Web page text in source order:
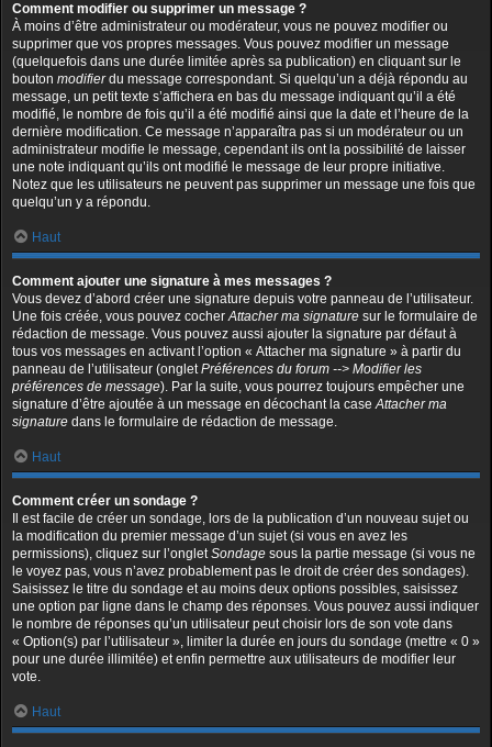
Comment modifier ou supprimer un message ?
À moins d’être administrateur ou modérateur, vous ne pouvez modifier ou
supprimer que vos propres messages. Vous pouvez modifier un message
(quelquefois dans une durée limitée après sa publication) en cliquant sur le
bouton modifierdu message correspondant. Si quelqu’un a déjà répondu au
message, un petit texte s’affichera en bas du message indiquant qu’il a été
modifié, le nombre de fois qu’il a été modifié ainsi que la date et l’heure de la
dernière modification. Ce message n’apparaîtra pas si un modérateur ou un
administrateur modifie le message, cependant ils ont la possibilité de laisser
une note indiquant qu’ils ont modifié le message de leur propre initiative.
Notez que les utilisateurs ne peuvent pas supprimer un message une fois que
quelqu’un y a répondu.
Haut
Comment ajouter une signature à mes messages ?
Vous devez d’abord créer une signature depuis votre panneau de l’utilisateur.
Une fois créée, vous pouvez cocherAttacher ma signature sur le formulaire de
rédaction de message. Vous pouvez aussi ajouter la signature par défaut à
tous vos messages en activant l’option « Attacher ma signature » à partir du
panneau de l’utilisateur (ongletPréférences du forum --> Modifier les
préférences de message). Par la suite, vous pourrez toujours empêcher une
signature d’être ajoutée à un message en décochant la caseAttacher ma
signature dans le formulaire de rédaction de message.
Haut
Comment créer un sondage ?
Il est facile de créer un sondage, lors de la publication d’un nouveau sujet ou
la modification du premier message d’un sujet (si vous en avez les
permissions), cliquez sur l’ongletSondage sous la partie message (si vous ne
le voyez pas, vous n’avez probablement pas le droit de créer des sondages).
Saisissez le titre du sondage et au moins deux options possibles, saisissez
une option par ligne dans le champ des réponses. Vous pouvez aussi indiquer
le nombre de réponses qu’un utilisateur peut choisir lors de son vote dans
« Option(s) par l’utilisateur », limiter la durée en jours du sondage (mettre « 0 »
pour une durée illimitée) et enfin permettre aux utilisateurs de modifier leur
vote.
Haut